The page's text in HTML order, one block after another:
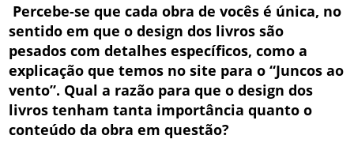
Percebe-se que cada obra de vocês é única, no
sentido em que o design dos livros são
pesados com detalhes específicos, como a
explicação que temos no site para o “Juncos ao
vento”. Qual a razão para que o design dos
livros tenham tanta importância quanto o
conteúdo da obra em questão?